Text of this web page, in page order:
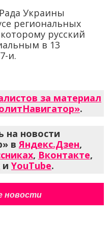
Украины
региональных
русский
в 13
и.
за материал
.
на новости
вЯндекс.Дзен,
, Вконтакте,
и YouTube.
новости